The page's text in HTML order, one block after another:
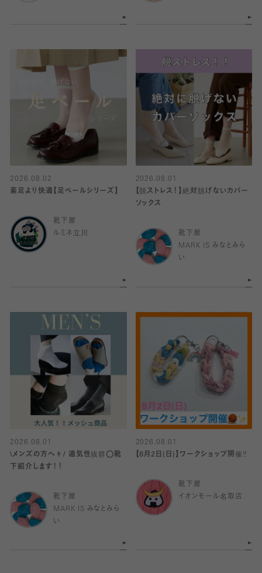
2026.08.02
素足より快適【足ベールシリーズ】
靴下屋
ルミネ立川
2026.08.01
【脱ストレス！】絶対脱げないカバー
ソックス
靴下屋
MARK IS みなとみら
い
2026.08.01
\メンズの方へ👨/ 通気性抜群⭕️靴
下紹介します！！
靴下屋
MARK IS みなとみら
い
2026.08.01
【8月2日(日)】ワークショップ開催‼️
靴下屋
イオンモール名取店